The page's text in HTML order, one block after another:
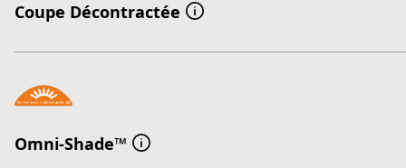
Coupe Décontractée
Omni-Shade™